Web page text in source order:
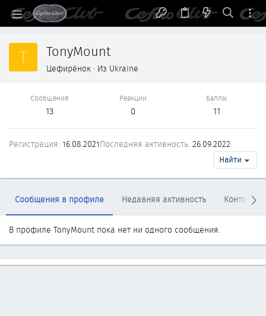
T TonyMount
Цефирёнок · Из Ukraine
Сообщения
13
Реакции
0
Баллы
11
Регистрация 16.08.2021Последняя активность 26.09.2022
Найти
Сообщения в профиле Недавняя активность Контент
В профиле TonyMount пока нет ни одного сообщения.